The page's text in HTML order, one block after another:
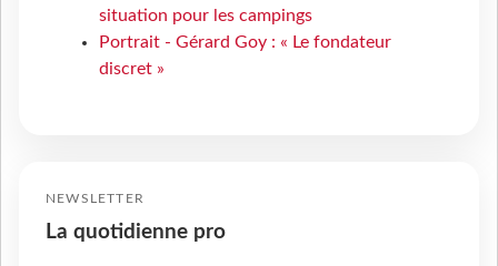
situation pour les campings
Portrait - Gérard Goy : « Le fondateur
discret »
NEWSLETTER
La quotidienne pro